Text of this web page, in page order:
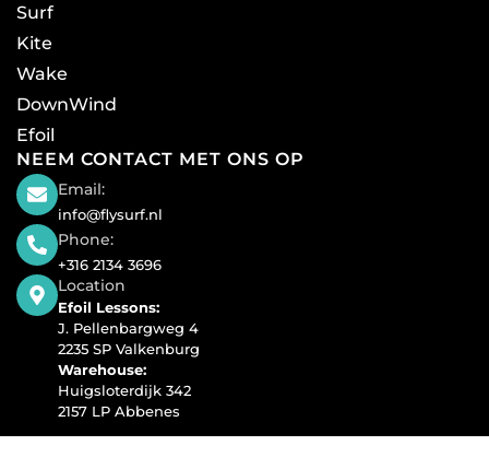
Surf
Kite
Wake
DownWind
Efoil
NEEM CONTACT MET ONS OP
Email:
info@flysurf.nl
Phone:
+316 2134 3696
Location
Efoil Lessons:
J. Pellenbargweg 4
2235 SP Valkenburg
Warehouse:
Huigsloterdijk 342
2157 LP Abbenes